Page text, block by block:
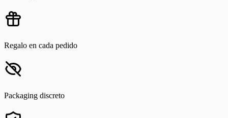
Regalo en cada pedido
Packaging discreto